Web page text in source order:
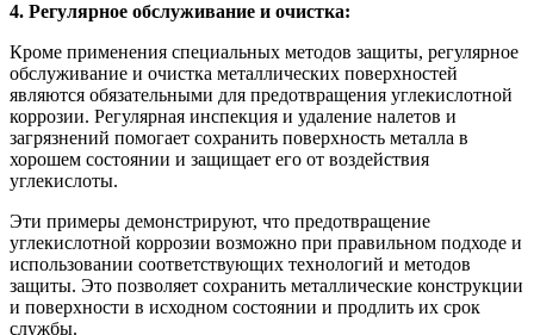
4. Регулярное обслуживание и очистка:
Кроме применения специальных методов защиты, регулярное
обслуживание и очистка металлических поверхностей
являются обязательными для предотвращения углекислотной
коррозии. Регулярная инспекция и удаление налетов и
загрязнений помогает сохранить поверхность металла в
хорошем состоянии и защищает его от воздействия
углекислоты.
Эти примеры демонстрируют, что предотвращение
углекислотной коррозии возможно при правильном подходе и
использовании соответствующих технологий и методов
защиты. Это позволяет сохранить металлические конструкции
и поверхности в исходном состоянии и продлить их срок
службы.